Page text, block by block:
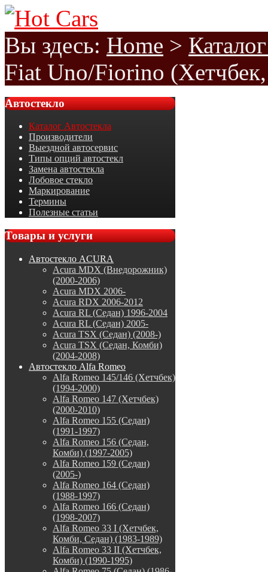
Вы здесь: Home >
Fiat Uno/Fiorino
Автостекло
Каталог Автостекла
Производители
Выездной автосервис
Типы опций автостекл
Замена автостекла
Лобовое стекло
Маркирование
Термины
Полезные статьи
Товарыи услуги
Автостекло ACURA
Acura MDX (Внедорожник)
(2000-2006)
Acura MDX 2006-
Acura RDX 2006-2012
Acura RL (Седан) 1996-2004
Acura RL (Седан) 2005-
Acura TSX (Седан) (2008-)
Acura TSX (Седан, Комби)
(2004-2008)
Автостекло Alfa Romeo
Alfa Romeo 145/146 (Хетчбек)
(1994-2000)
Alfa Romeo 147 (Хетчбек)
(2000-2010)
Alfa Romeo 155 (Седан)
(1991-1997)
Alfa Romeo 156 (Седан,
Комби) (1997-2005)
Alfa Romeo 159 (Седан)
(2005-)
Alfa Romeo 164 (Седан)
(1988-1997)
Alfa Romeo 166 (Седан)
(1998-2007)
Alfa Romeo 33 I (Хетчбек,
Комби, Седан) (1983-1989)
Alfa Romeo 33 II (Хетчбек,
Комби) (1990-1995)